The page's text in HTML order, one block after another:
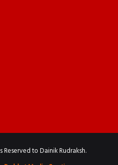
to Dainik Rudraksh.